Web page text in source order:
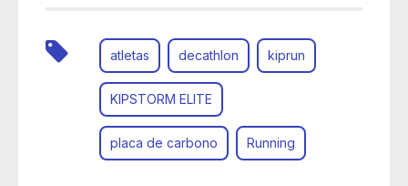
atletas decathlon kiprun
KIPSTORM ELITE
placa de carbono Running